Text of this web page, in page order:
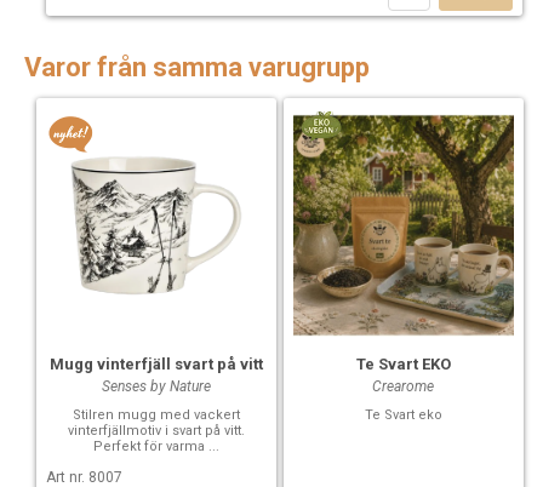
Varor från samma varugrupp
Mugg vinterfjäll svart på vitt
Senses by Nature
Stilren mugg med vackert
vinterfjällmotiv i svart på vitt.
Perfekt för varma ...
Art nr. 8007
Te Svart EKO
Crearome
Te Svart eko